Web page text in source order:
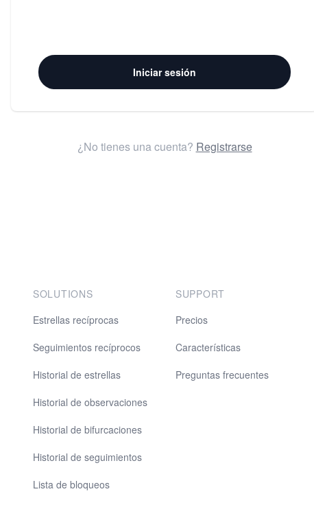
Iniciar sesión
¿No tienes una cuenta? Registrarse
SOLUTIONS
Estrellas recíprocas
Seguimientos recíprocos
Historial de estrellas
Historial de observaciones
Historial de bifurcaciones
Historial de seguimientos
Lista de bloqueos
SUPPORT
Precios
Características
Preguntas frecuentes